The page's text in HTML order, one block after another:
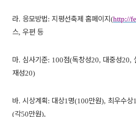
라. 응모방법: 지평선축제 홈페이지(http://
스, 우편 등
마. 심사기준: 100점(독창성20, 대중성20,
재성20)
바. 시상계획: 대상1 명(100만원), 최우수상1
(각50만원),